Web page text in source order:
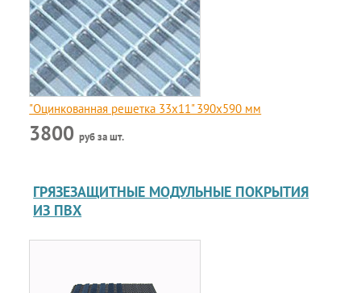
"Оцинкованная решетка 33x11" 390х590 мм
3800руб за шт.
ГРЯЗЕЗАЩИТНЫЕ МОДУЛЬНЫЕ ПОКРЫТИЯ
ИЗ ПВХ